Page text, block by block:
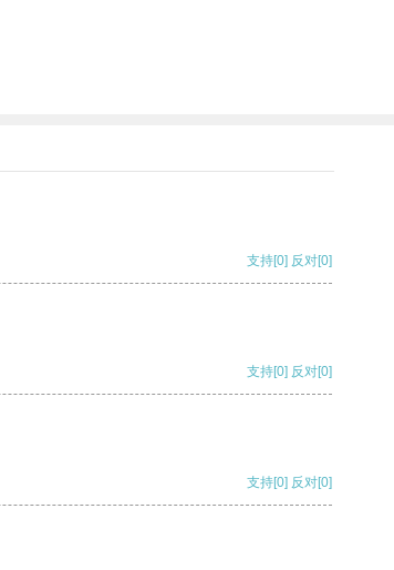
支持[0] 反对[0]
支持[0] 反对[0]
支持[0] 反对[0]